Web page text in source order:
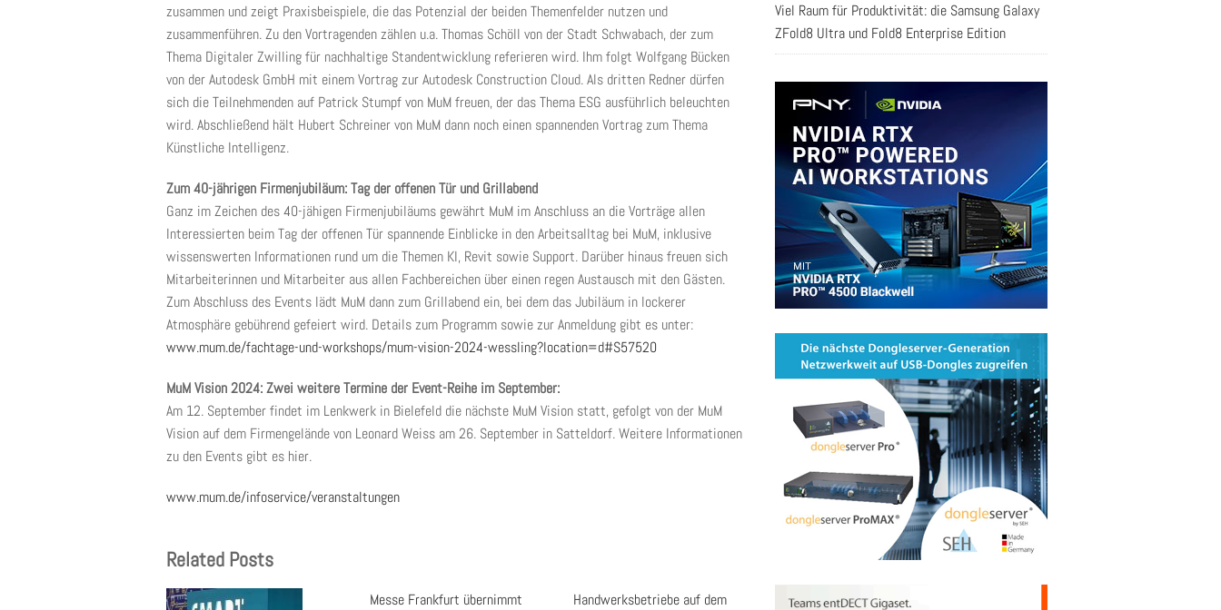
zusammen und zeigt Praxisbeispiele, die das Potenzial der beiden Themenfelder nutzen und
zusammenführen. Zu den Vortragenden zählen u.a. Thomas Schöll von der Stadt Schwabach, der zum
Thema Digitaler Zwilling für nachhaltige Standentwicklung referieren wird. Ihm folgt Wolfgang Bücken
von der Autodesk GmbH mit einem Vortrag zur Autodesk Construction Cloud. Als dritten Redner dürfen
sich die Teilnehmenden auf Patrick Stumpf von MuM freuen, der das Thema ESG ausführlich beleuchten
wird. Abschließend hält Hubert Schreiner von MuM dann noch einen spannenden Vortrag zum Thema
Künstliche Intelligenz.
Zum 40-jährigen Firmenjubiläum: Tag der offenen Tür und Grillabend
Ganz im Zeichen des 40-jähigen Firmenjubiläums gewährt MuM im Anschluss an die Vorträge allen
Interessierten beim Tag der offenen Tür spannende Einblicke in den Arbeitsalltag bei MuM, inklusive
wissenswerten Informationen rund um die Themen KI, Revit sowie Support. Darüber hinaus freuen sich
Mitarbeiterinnen und Mitarbeiter aus allen Fachbereichen über einen regen Austausch mit den Gästen.
Zum Abschluss des Events lädt MuM dann zum Grillabend ein, bei dem das Jubiläum in lockerer
Atmosphäre gebührend gefeiert wird. Details zum Programm sowie zur Anmeldung gibt es unter:
www.mum.de/fachtage-und-workshops/mum-vision-2024-wessling?location=d#S57520
MuM Vision 2024: Zwei weitere Termine der Event-Reihe im September:
Am 12. September findet im Lenkwerk in Bielefeld die nächste MuM Vision statt, gefolgt von der MuM
Vision auf dem Firmengelände von Leonard Weiss am 26. September in Satteldorf. Weitere Informationen
zu den Events gibt es hier.
www.mum.de/infoservice/veranstaltungen
Related Posts
Messe Frankfurt übernimmt
Handwerksbetriebe auf dem
Viel Raum für Produktivität: die Samsung Galaxy
ZFold8 Ultra und Fold8 Enterprise Edition